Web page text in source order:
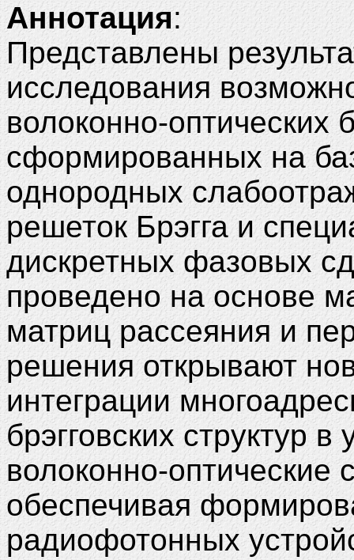
Аннотация:
Представлены
исследования
волоконно-оптических
сформированных на
однородных
решеток Брэгга и
дискретных фазовых
проведено на основе
матриц рассеяния и
решения открывают
интеграции
брэгговских структур
волоконно-
обеспечивая
радиофотонных